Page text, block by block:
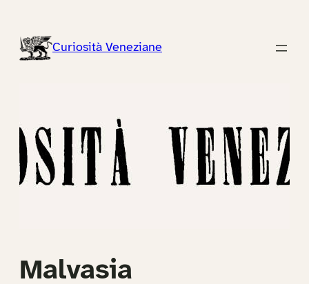
contenutoCuriosità Veneziane
Malvasia